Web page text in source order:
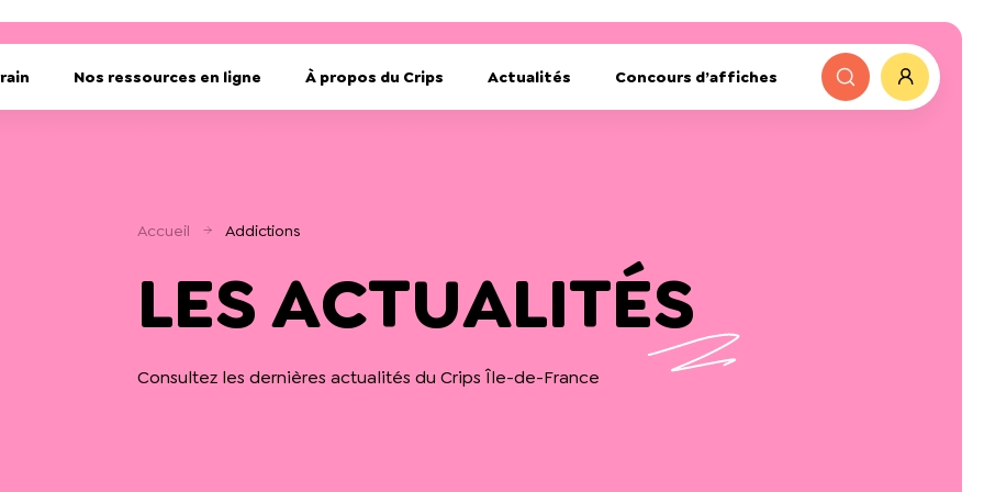
Nos ressources en ligne À propos du Crips Actualités Concours d’affiches
Accueil Addictions
LES ACTUALITÉS
Consultez les dernières actualités du Crips Île-de-France